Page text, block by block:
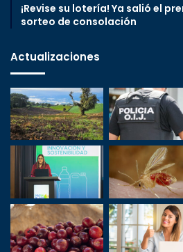
¡Revise su lotería! Ya salió el
sorteo de consolación
Actualizaciones